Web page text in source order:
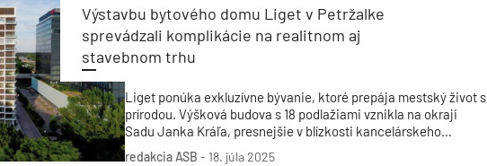
Výstavbu bytového domu Liget v Petržalke
sprevádzali komplikácie na realitnom aj
stavebnom trhu
Liget ponúka exkluzívne bývanie, ktoré prepája mestský život s
prírodou. Výšková budova s 18 podlažiami vznikla na okraji
Sadu Janka Kráľa, presnejšie v blízkosti kancelárskeho
komplexu Einsteinova Business Center.
redakcia ASB - 18. júla 2025